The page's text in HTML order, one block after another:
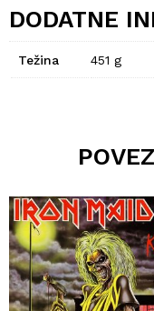
DODATNE
Težina 451 g